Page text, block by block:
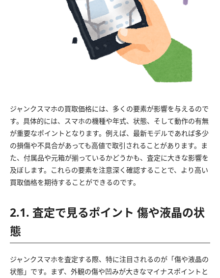
ジャンクスマホの買取価格には、多くの要素が影響を与えるので
す。具体的には、スマホの機種や年式、状態、そして動作の有無
が重要なポイントとなります。例えば、最新モデルであれば多少
の損傷や不具合があっても高値で取引されることがあります。ま
た、付属品や元箱が揃っているかどうかも、査定に大きな影響を
及ぼします。これらの要素を注意深く確認することで、より高い
買取価格を期待することができるのです。
2.1. 査定で見るポイント 傷や液晶の状
態
ジャンクスマホを査定する際、特に注目されるのが「傷や液晶の
状態」です。まず、外観の傷や凹みが大きなマイナスポイントと